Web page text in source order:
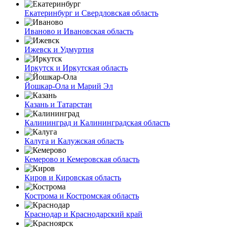
Екатеринбург и Свердловская область
Иваново и Ивановская область
Ижевск и Удмуртия
Иркутск и Иркутская область
Йошкар-Ола и Марий Эл
Казань и Татарстан
Калининград и Калининградская область
Калуга и Калужская область
Кемерово и Кемеровская область
Киров и Кировская область
Кострома и Костромская область
Краснодар и Краснодарский край